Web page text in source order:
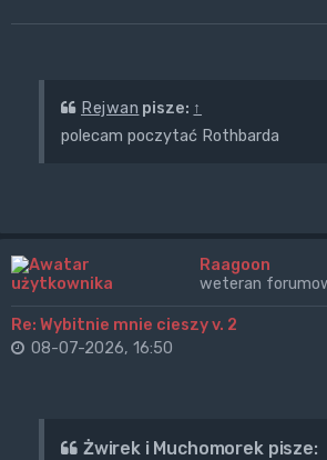
Rejwan pisze: ↑
polecam poczytać Rothbarda
Raagoon
weteran
Re: Wybitnie mnie cieszy v. 2
08-07-2026, 16:50
Żwirek i Muchomorek pisze: